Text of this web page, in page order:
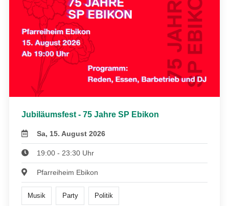
Jubiläumsfest - 75 Jahre SP Ebikon
Sa, 15. August 2026
19:00 - 23:30 Uhr
Pfarreiheim Ebikon
Musik Party Politik